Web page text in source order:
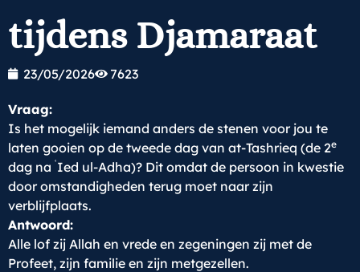
tijdens Djamaraat
23/05/2026 7623
Vraag:
Is het mogelijk iemand anders de stenen voor jou te
laten gooien op de tweede dag van at-Tashrieq (de 2e
dag na ʿIed ul-Adha)? Dit omdat de persoon in kwestie
door omstandigheden terug moet naar zijn
verblijfplaats.
Antwoord:
Alle lof zij Allah en vrede en zegeningen zij met de
Profeet, zijn familie en zijn metgezellen.